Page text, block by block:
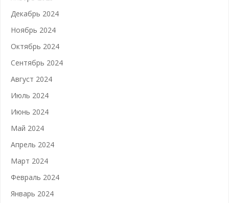
Декабрь 2024
Ноябрь 2024
Октябрь 2024
Сентябрь 2024
Август 2024
Июль 2024
Июнь 2024
Май 2024
Апрель 2024
Март 2024
Февраль 2024
Январь 2024